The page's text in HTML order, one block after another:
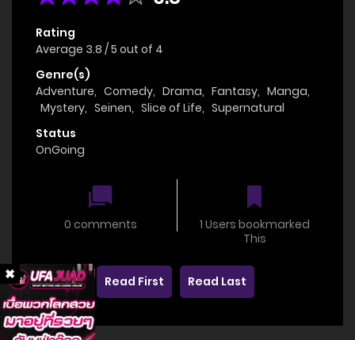
Rating
Average 3.8 /5 out of 4
Genre(s)
Adventure, Comedy, Drama, Fantasy, Manga,
Mystery, Seinen, Slice of Life, Supernatural
Status
OnGoing
0 comments
1 Users bookmarked
This
Read First Read Last